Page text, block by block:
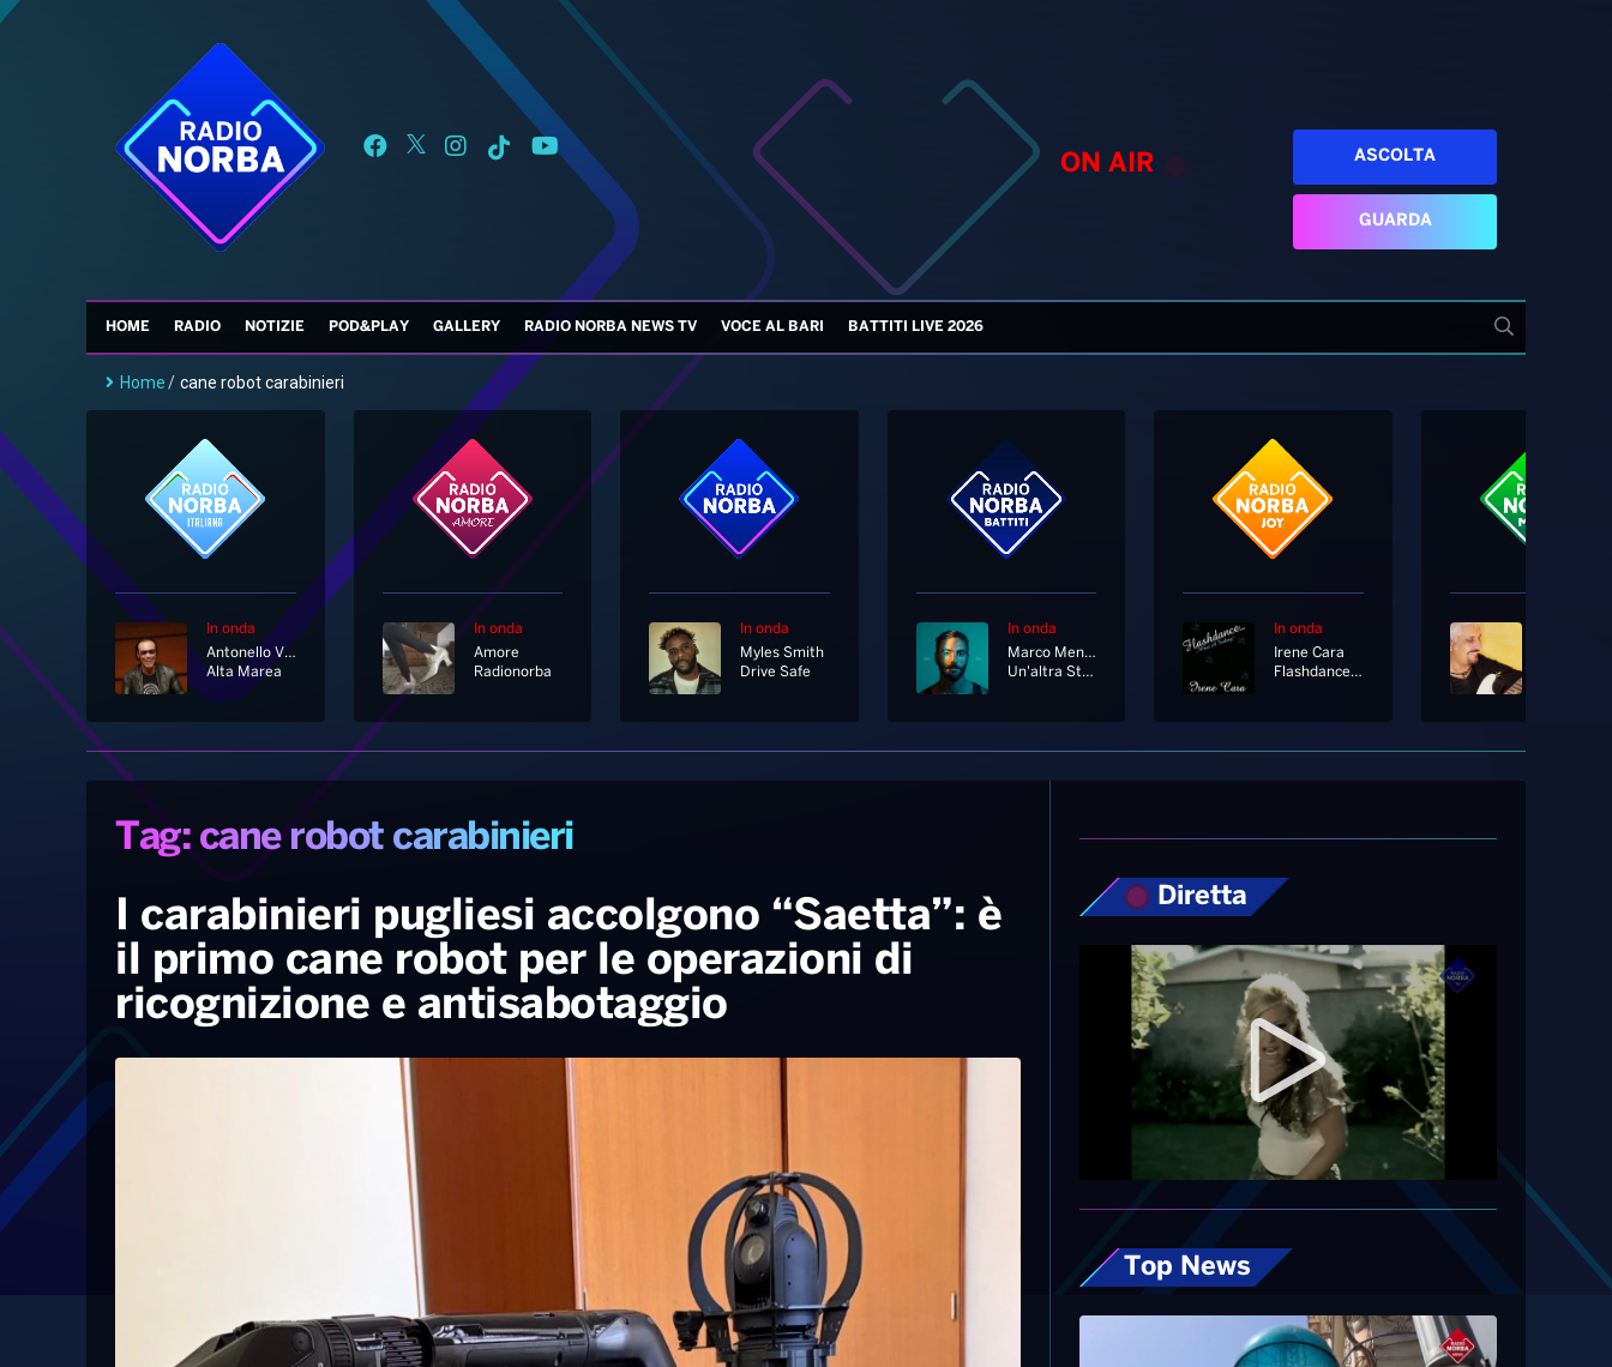
ON AIR ASCOLTA
GUARDA
HOME RADIO NOTIZIE POD&PLAY GALLERY RADIO NORBA NEWS TV VOCE AL BARI BATTITI LIVE 2026
Home/ cane robot carabinieri
In onda
Antonello Venditti
Alta Marea
In onda
Amore
Radionorba
In onda
Myles Smith
Drive Safe
In onda
Marco Mengoni Ft. Franco126
Un'altra Storia
In onda
Irene Cara
Flashdance...what A Feeling
Tag: cane robot carabinieri
I carabinieri pugliesi accolgono “Saetta”: è
il primo cane robot per le operazioni di
ricognizione e antisabotaggio
Diretta
Top News